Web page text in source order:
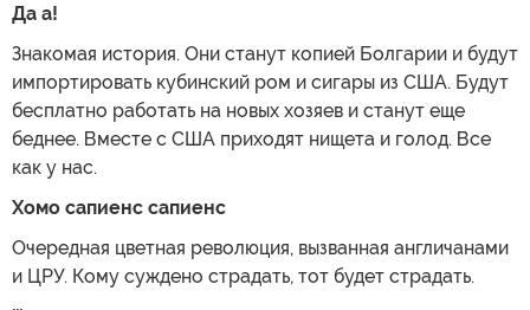
Да а!
Знакомая история. Они станут копией Болгарии и будут
импортировать кубинский ром и сигары из США. Будут
бесплатно работать на новых хозяев и станут еще
беднее. Вместе с США приходят нищета и голод. Все
как у нас.
Хомо сапиенс сапиенс
Очередная цветная революция, вызванная англичанами
и ЦРУ. Кому суждено страдать, тот будет страдать.
…